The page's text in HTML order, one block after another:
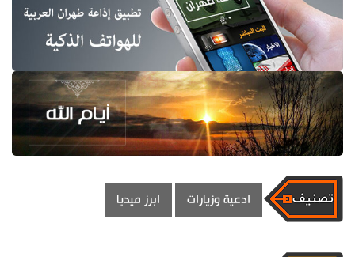
ادعية وزيارات ابرز ميديا